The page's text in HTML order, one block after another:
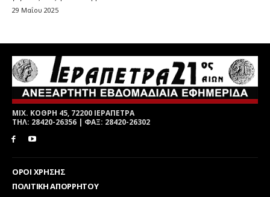
ΜΙΧ. ΚΟΘΡΗ 45, 72200 ΙΕΡΑΠΕΤΡΑ
ΤΗΛ: 28420-26356 | ΦΑΞ: 28420-26302
ΟΡΟΙ ΧΡΗΣΗΣ
ΠΟΛΙΤΙΚΗ ΑΠΟΡΡΗΤΟΥ